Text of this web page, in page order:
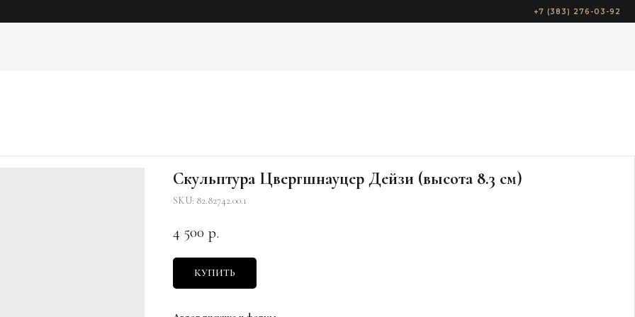
+7 (383) 276-03-92
Скульптура Цвергшнауцер Дейзи (высота 8.3 см)
SKU: 82.82742.00.1
4 500 р.
КУПИТЬ